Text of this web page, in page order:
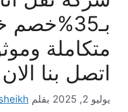
متكاملة
اتصل بنا الان
يوليو 2, 2025 بقلم